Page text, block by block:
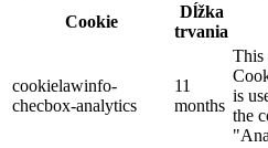
Cookie
Dĺžka
trvania
cookielawinfo-
checbox-analytics
11
months
This
is
the